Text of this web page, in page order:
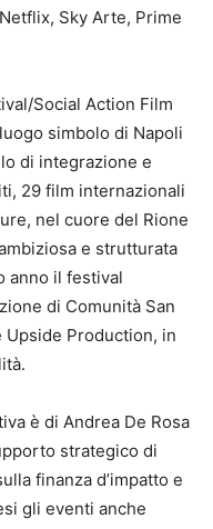
Sky Arte, Prime
Social Action Film
simbolo di Napoli
di integrazione e
29 film internazionali
nel cuore del Rione
e strutturata
anno il festival
di Comunità San
Upside Production, in
è di Andrea De Rosa
strategico di
finanza d’impatto e
gli eventi anche